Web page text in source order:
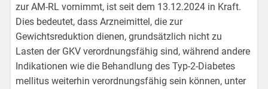
zur AM-RL vornimmt, ist seit dem 13.12.2024 in Kraft.
Dies bedeutet, dass Arzneimittel, die zur
Gewichtsreduktion dienen, grundsätzlich nicht zu
Lasten der GKV verordnungsfähig sind, während andere
Indikationen wie die Behandlung des Typ-2-Diabetes
mellitus weiterhin verordnungsfähig sein können, unter